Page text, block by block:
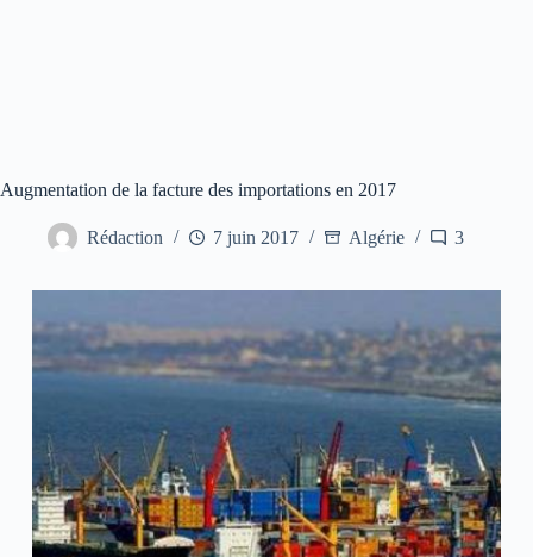
Augmentation de la facture des importations en 2017
Rédaction 7 juin 2017 Algérie 3